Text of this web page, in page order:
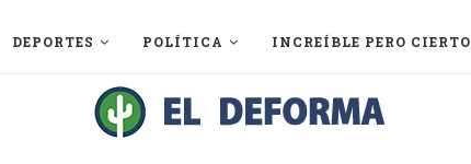
DEPORTES POLÍTICA INCREÍBLE PERO CIERTO